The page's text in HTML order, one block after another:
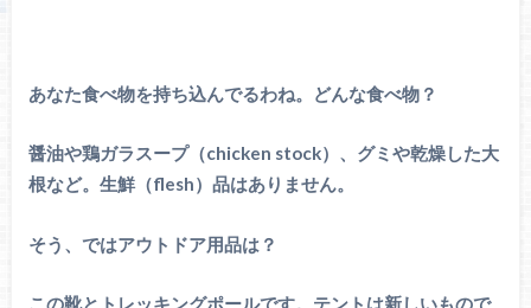
あなた食べ物を持ち込んでるわね。どんな食べ物？
醤油や鶏ガラスープ（chicken stock）、グミや乾燥した大
根など。生鮮（flesh）品はありません。
そう、ではアウトドア用品は？
この靴とトレッキングポールです。テントは新しいもので